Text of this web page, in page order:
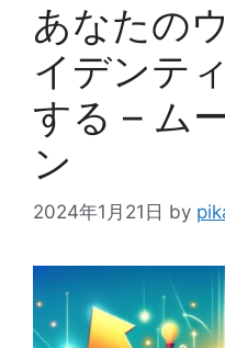
あなたの
イデンテ
する – ム
ン
2024年1月21日 by